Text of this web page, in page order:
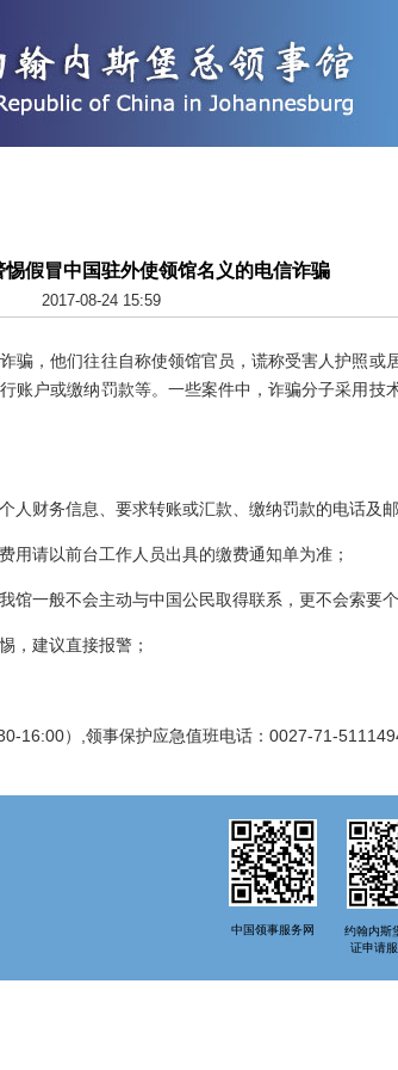
假冒中国驻外使领馆名义的电信诈骗
2017-08-24 15:59
，他们往往自称使领馆官员，谎称受害人护照或
账户或缴纳罚款等。一些案件中，诈骗分子采用技
财务信息、要求转账或汇款、缴纳罚款的电话及邮
请以前台工作人员出具的缴费通知单为准；
一般不会主动与中国公民取得联系，更不会索要个
建议直接报警；
）,领事保护应急值班电话：0027-71-5111494
中国领事服务网
约翰内斯
证申请